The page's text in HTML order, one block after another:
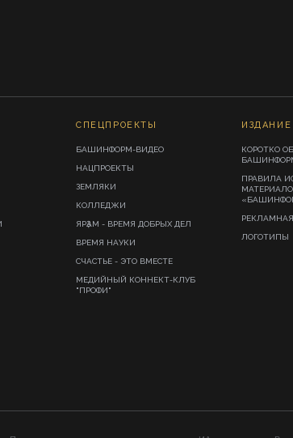
СПЕЦПРОЕКТЫ
БАШИНФОРМ-ВИДЕО
НАЦПРОЕКТЫ
ЗЕМЛЯКИ
КОЛЛЕДЖИ
ЯРҘАМ - ВРЕМЯ ДОБРЫХ ДЕЛ
ВРЕМЯ НАУКИ
СЧАСТЬЕ - ЭТО ВМЕСТЕ
МЕДИЙНЫЙ КОННЕКТ-КЛУБ
"ПРОФИ"
ИЗДАНИЕ
КОРОТКО
ПРАВИЛА
ЛОГОТИПЫ